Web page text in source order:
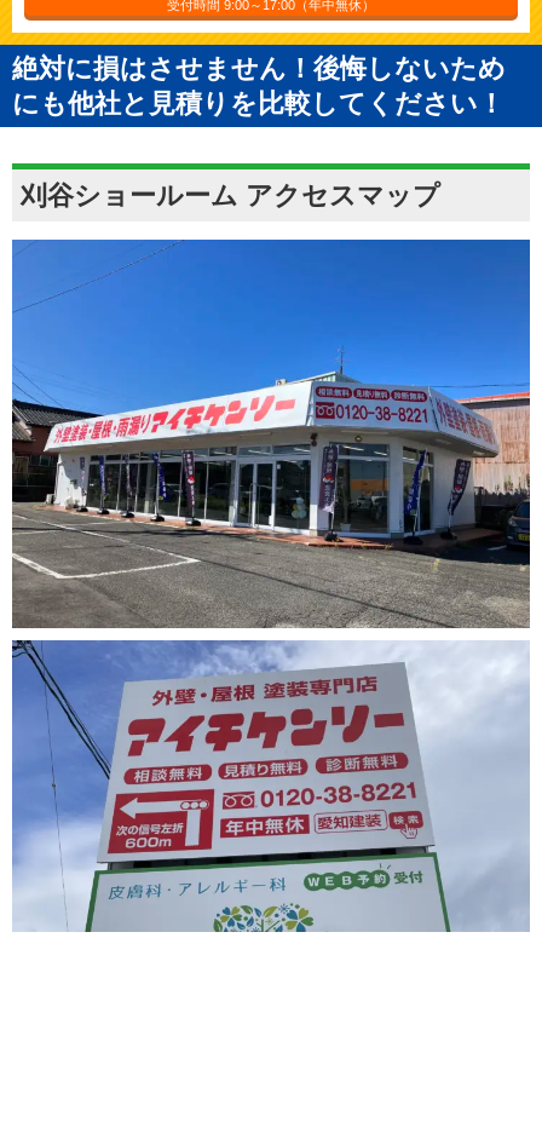
受付時間 9:00～17:00（年中無休）
絶対に損はさせません！後悔しないため
にも他社と見積りを比較してください！
刈谷ショールーム アクセスマップ